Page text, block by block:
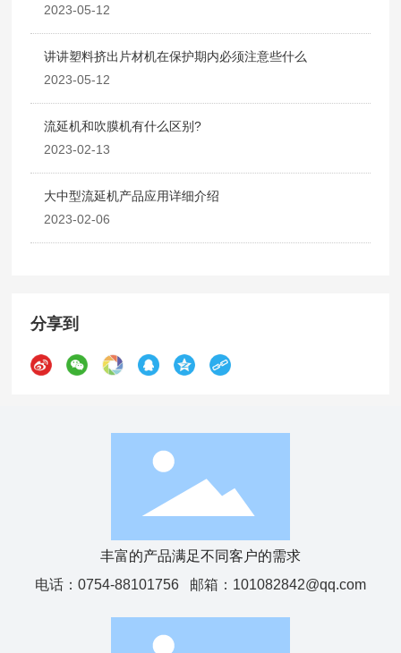
2023-05-12
讲讲塑料挤出片材机在保护期内必须注意些什么
2023-05-12
流延机和吹膜机有什么区别?
2023-02-13
大中型流延机产品应用详细介绍
2023-02-06
分享到
丰富的产品满足不同客户的需求
电话： 0754-88101756邮箱： 101082842@qq.com